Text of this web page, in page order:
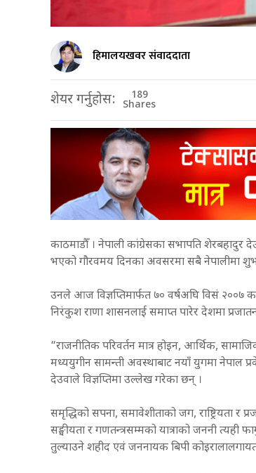
हिमालयखवर संवाददाता
शेयर गर्नुहोस: 189
Shares
काठमाडौँ । नेपाली कांग्रेसका सभापति शेरबहादुर
भएको गौरवमय दिनका अवसरमा सबै नेपालीमा
उनले आज विज्ञप्तिमार्फत ७० वर्षअघि विसं २००७
निरंकुश राणा शासनलाई समाप्त पारेर देशमा
“राजनीतिक परिवर्तन मात्र होइन, आर्थिक,
मध्ययुगीन सामन्ती अवस्थाबाट नयाँ युगमा नेपाल
देउवाले विज्ञप्तिमा उल्लेख गरेका छन् ।
समृद्धिको सपना, समावेशीताको जग, राष्ट्रियता र
सङ्घीयता र गणतन्त्रसम्मको यात्राको जननी
तुल्याउने शहीद एवं जननायक बिपी कोइरालालगायत